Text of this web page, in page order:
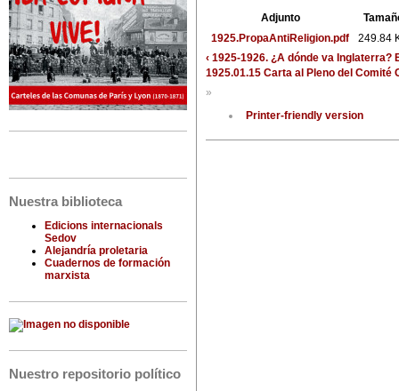
Nuestra biblioteca
Edicions internacionals
Sedov
Alejandría proletaria
Cuadernos de formación
marxista
Nuestro repositorio político
Adjunto
1925.PropaAntiReligion.pdf
249.84
‹ 1925-1926. ¿A dónde va Inglaterra?
1925.01.15 Carta al Pleno del Comité
»
Printer-friendly version